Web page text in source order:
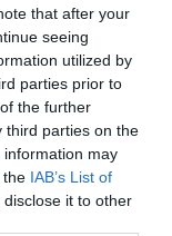
that after your
seeing
utilized by
parties prior to
the further
third parties on the
information may
the IAB’s List of
it to other
νέα για